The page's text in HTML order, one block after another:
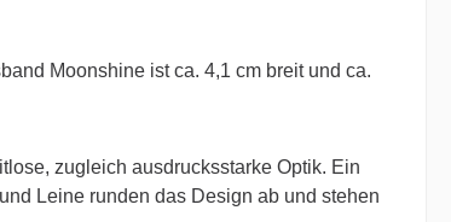
Moonshine ist ca. 4,1 cm breit und ca.
zugleich ausdrucksstarke Optik. Ein
Leine runden das Design ab und stehen